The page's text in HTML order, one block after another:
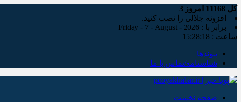
کل امروز 3
افزونه جلالی را نصب کنید.
برابر با : Friday - 7 - August - 2026
ساعت : 15:28:19
پیوندها
شناسنامه/تماس با ما
صفحه نخست